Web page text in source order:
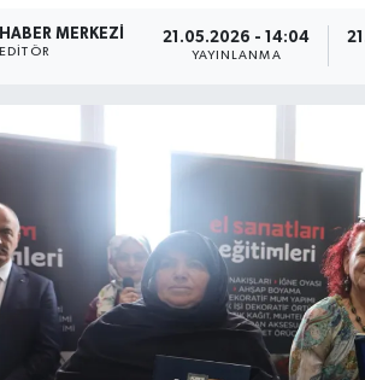
HABER MERKEZI
EDITÖR
21.05.2026 - 14:04
YAYINLANMA